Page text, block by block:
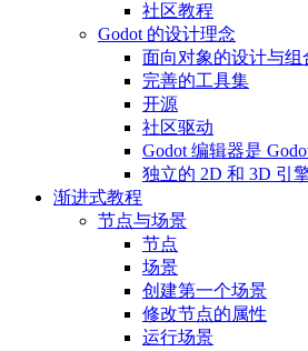
社区教程
Godot 的设计理念
面向对象的设计与组
完善的工具集
开源
社区驱动
Godot 编辑器是
独立的 2D 和 3D 引
渐进式教程
节点与场景
节点
场景
创建第一个场景
修改节点的属性
运行场景